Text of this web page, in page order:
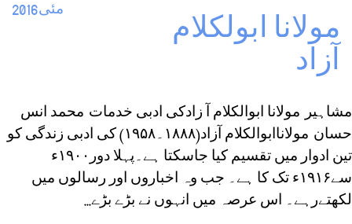
مئی2016
مولانا ابولکلام
آزاد
مشاہیر مولانا ابوالکلام آ زادکی ادبی خدمات محمد انس
حسان مولاناابوالکلام آزاد(۱۸۸۸۔۱۹۵۸) کی ادبی زندگی کو
تین ادوار میں تقسیم کیا جاسکتا ہے۔پہلا دور۱۹۰۰ء
سے۱۹۱۶ء تک کا ہے۔ جب وہ اخباروں اور رسالوں میں
لکھتےرہے۔ اس عرصہ میں انہوں نے بڑے بڑے...